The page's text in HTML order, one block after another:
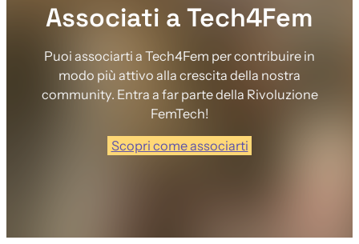
Associati a Tech4Fem
Puoi associarti a Tech4Fem per contribuire in
modo più attivo alla crescita della nostra
community. Entra a far parte della Rivoluzione
FemTech!
Scopri come associarti